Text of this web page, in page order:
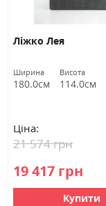
Ліжко Лея
Ширина
180.0см
Висота
114.0см
Ціна:
19 417 грн
21 574 грн
Купити